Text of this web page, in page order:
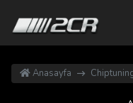
Anasayfa